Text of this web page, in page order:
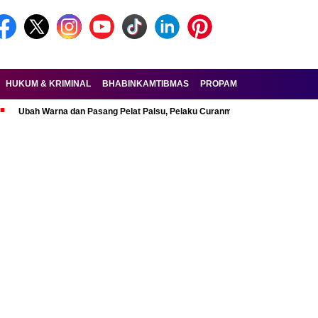
HUKUM & KRIMINAL BHABINKAMTIBMAS PROPAM
Warna dan Pasang Pelat Palsu, Pelaku Curanmor R6 Ditangkap di Lebak